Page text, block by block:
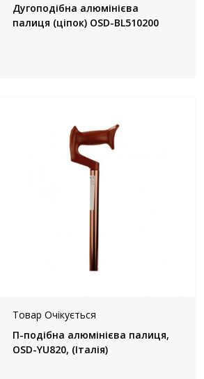
Дугоподібна алюмінієва
палиця (ціпок) OSD-BL510200
Товар Очікується
П-подібна алюмінієва палиця,
OSD-YU820, (Італія)